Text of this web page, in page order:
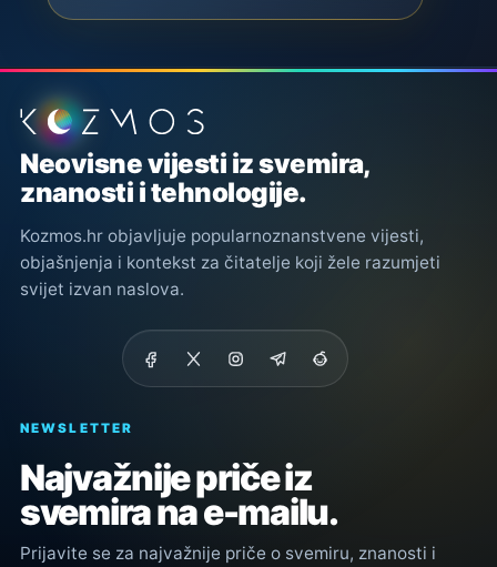
Podnožje stranice
Neovisne vijesti iz svemira,
znanosti i tehnologije.
Kozmos.hr objavljuje popularnoznanstvene vijesti,
objašnjenja i kontekst za čitatelje koji žele razumjeti
svijet izvan naslova.
NEWSLETTER
Najvažnije priče iz
svemira na e-mailu.
Prijavite se za najvažnije priče o svemiru, znanosti i